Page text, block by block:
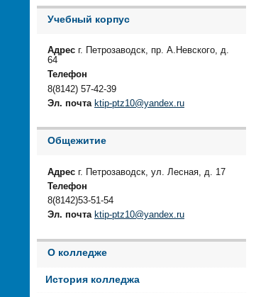
Учебный корпус
Адрес г. Петрозаводск, пр. А.Невского, д.
64
Телефон
8(8142) 57-42-39
Эл. почта ktip-ptz10@yandex.ru
Общежитие
Адрес г. Петрозаводск, ул. Лесная, д. 17
Телефон
8(8142)53-51-54
Эл. почта ktip-ptz10@yandex.ru
О колледже
История колледжа